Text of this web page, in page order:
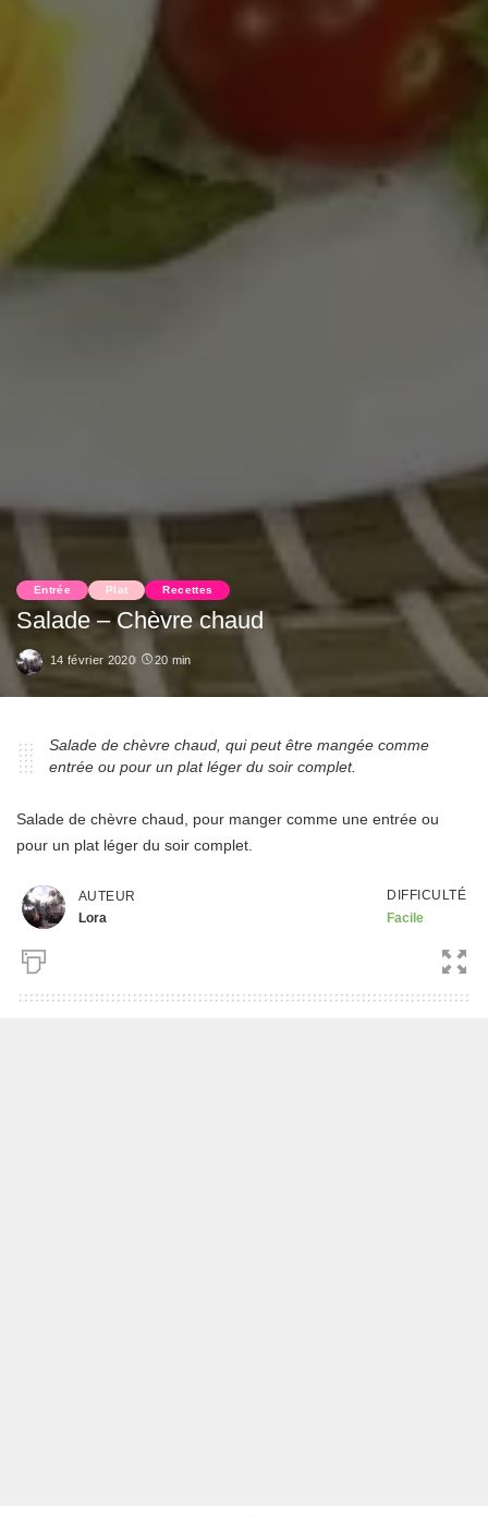
Entrée Plat Recettes
Salade – Chèvre chaud
14 février 2020 20 min
Salade de chèvre chaud, qui peut être mangée comme
entrée ou pour un plat léger du soir complet.
Salade de chèvre chaud, pour manger comme une entrée ou
pour un plat léger du soir complet.
AUTEUR
Lora
DIFFICULTÉ
Facile